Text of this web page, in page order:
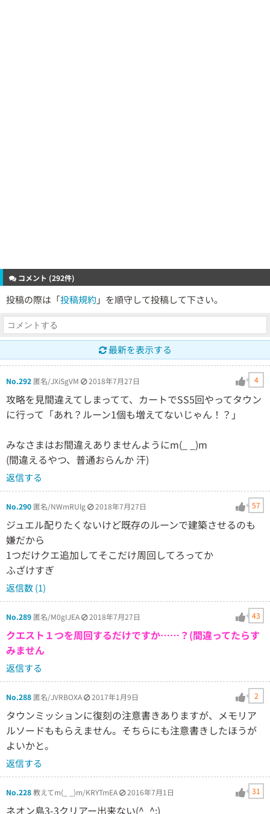
コメント (292件)
投稿の際は「投稿規約 」を順守して投稿して下さい。
最新を表示する
No.292 匿名/JXiSgVM 2018年7月27日 4
攻略を見間違えてしまってて、カートでSS5回やってタウン
に行って「あれ？ルーン1個も増えてないじゃん！？」
みなさまはお間違えありませんようにm(_ _)m
(間違えるやつ、普通おらんか 汗)
返信する
No.290 匿名/NWmRUlg 2018年7月27日 57
ジュエル配りたくないけど既存のルーンで建築させるのも
嫌だから
1つだけクエ追加してそこだけ周回してろってか
ふざけすぎ
返信数 (1)
No.289 匿名/M0gIJEA 2018年7月27日 43
クエスト１つを周回するだけですか……？(間違ってたらす
みません
返信する
No.288 匿名/JVRBOXA 2017年1月9日 2
タウンミッションに復刻の注意書きありますが、メモリア
ルソードももらえません。そちらにも注意書きしたほうが
よいかと。
返信する
No.228教えてm(_ _)m/KRYTmEA 2016年7月1日 31
ネオン島3-3クリアー出来ない(^_^;)